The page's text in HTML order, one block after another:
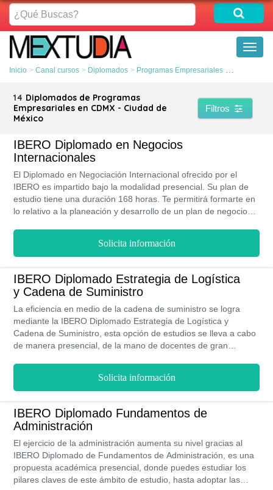
¿Qué
Buscas?
Inicio Canal cursos Diplomados Programas Empresariales CDMX -
14 Diplomados de Programas
Empresariales en CDMX - Ciudad de
México
Filtros
IBERO Diplomado en Negocios
Internacionales
El Diplomado en Negociación Internacional ofrecido por el
IBERO es impartido bajo la modalidad presencial. Su plan de
estudio tiene una duración 168 horas. Te permitirá formarte en
lo relativo a la planeación y desarrollo de un plan de negocios
mercados globales. Se estima que los profesionales con este
diplomado incrementarían sus salarios entre unos $2,000.00 a
5,000.00MXN, y hasta podrías lograr un ascenso. Es dictado
en su sede ubicada en Álvaro Obregón.
Solicita información
IBERO Diplomado Estrategia de Logística
y Cadena de Suministro
La eficiencia en medio de la cadena de suministro se logra
mediante la IBERO Diplomado Estrategia de Logística y
Cadena de Suministro, esta opción de estudios se lleva a cabo
de manera presencial, de la mano de docentes de gran
Solicita información
IBERO Diplomado Fundamentos de
Administración
El ejercicio de la administración aumenta su nivel gracias al
IBERO Diplomado de Fundamentos de Administración, es una
propuesta académica presencial, donde puedes estudiar los
pilares claves de este ámbito de estudio, hasta adoptar las